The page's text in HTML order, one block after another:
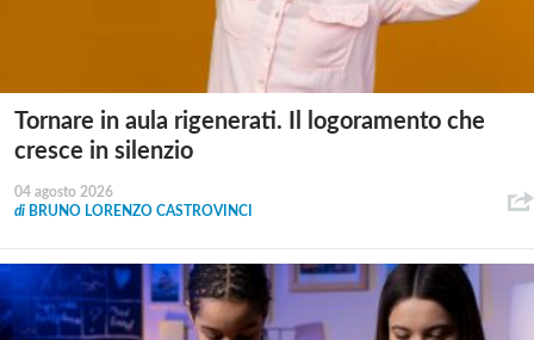
Tornare in aula rigenerati. Il logoramento che
cresce in silenzio
04 agosto 2026
di BRUNO LORENZO CASTROVINCI